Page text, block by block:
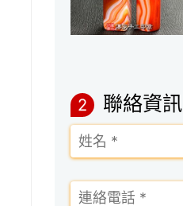
2 聯絡資訊